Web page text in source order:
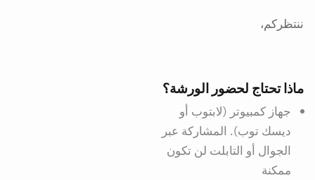
ننتظركم،
ماذا تحتاج لحضور الورشة؟
جهاز كمبيوتر (لابتوب أو
ديسك توب). المشاركة عبر
الجوال أو التابلت لن تكون
ممكنة